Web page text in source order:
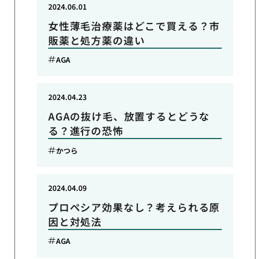
女性薄毛治療薬はどこで買える？市
販薬と処方薬の違い
2024.06.01
AGA
AGAの抜け毛、放置するとどうな
る？進行の恐怖
2024.04.23
かつら
プロペシア効果なし？考えられる原
因と対処法
2024.04.09
AGA